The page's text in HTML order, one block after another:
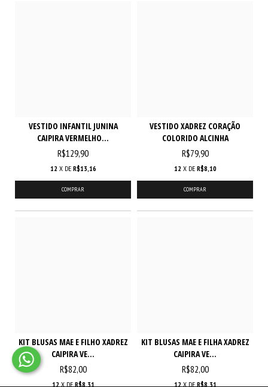
VESTIDO INFANTIL JUNINA
CAIPIRA VERMELHO...
R$129,90
12 X DE R$13,16
COMPRAR
VESTIDO XADREZ CORAÇÃO
COLORIDO ALCINHA
R$79,90
12 X DE R$8,10
COMPRAR
KIT BLUSAS MAE E FILHO XADREZ
CAIPIRA VE...
R$82,00
12 X DER$8,31
KIT BLUSAS MAE E FILHA XADREZ
CAIPIRA VE...
R$82,00
12 X DER$8,31